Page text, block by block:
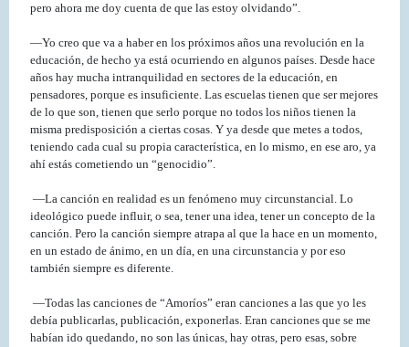
pero ahora me doy cuenta de que las estoy olvidando”.
—Yo creo que va a haber en los próximos años una revolución en la
educación, de hecho ya está ocurriendo en algunos países. Desde hace
años hay mucha intranquilidad en sectores de la educación, en
pensadores, porque es insuficiente. Las escuelas tienen que ser mejores
de lo que son, tienen que serlo porque no todos los niños tienen la
misma predisposición a ciertas cosas. Y ya desde que metes a todos,
teniendo cada cual su propia característica, en lo mismo, en ese aro, ya
ahí estás cometiendo un “genocidio”.
—La canción en realidad es un fenómeno muy circunstancial. Lo
ideológico puede influir, o sea, tener una idea, tener un concepto de la
canción. Pero la canción siempre atrapa al que la hace en un momento,
en un estado de ánimo, en un día, en una circunstancia y por eso
también siempre es diferente.
—Todas las canciones de “Amoríos” eran canciones a las que yo les
debía publicarlas, publicación, exponerlas. Eran canciones que se me
habían ido quedando, no son las únicas, hay otras, pero esas, sobre